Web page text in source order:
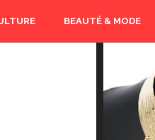
BEAUTÉ & MODE